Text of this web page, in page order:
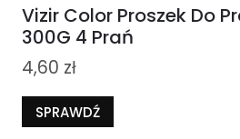
Vizir Color Proszek Do
300G 4 Prań
4,60 zł
SPRAWDŹ